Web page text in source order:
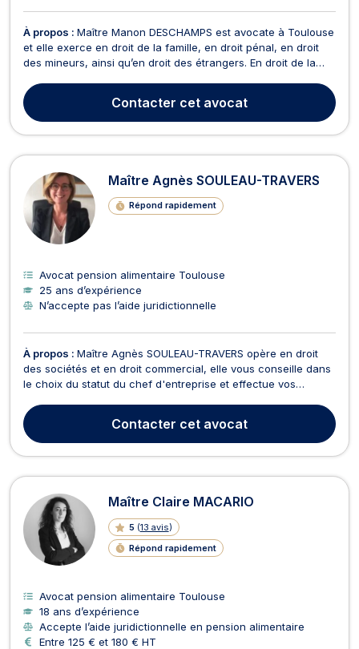
À propos : Maître Manon DESCHAMPS est avocate à Toulouse
et elle exerce en droit de la famille, en droit pénal, en droit
des mineurs, ainsi qu’en droit des étrangers. En droit de la
matière de : Divorce, qu'il s'agisse d'un divorce à l'amiable
(divorce judiciaire ou divorce par co...
Contacter cet avocat
Maître Agnès SOULEAU-TRAVERS
Répond rapidement
Avocat pension alimentaire Toulouse
25 ans d’expérience
N’accepte pas l’aide juridictionnelle
À propos : Maître Agnès SOULEAU-TRAVERS opère en droit
des sociétés et en droit commercial, elle vous conseille dans
le choix du statut du chef d'entreprise et effectue vos
assure le suivi juridique (AG…), réalise les augmentations et
réductions du capital ainsi que toute opérat...
Contacter cet avocat
Maître Claire MACARIO
5 (13 avis)
Répond rapidement
Avocat pension alimentaire Toulouse
18 ans d’expérience
Accepte l’aide juridictionnelle en pension alimentaire
Entre 125 € et 180 € HT